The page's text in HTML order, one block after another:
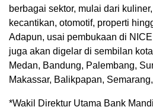
berbagai sektor, mulai dari
kecantikan, otomotif, properti
Adapun, usai pembukaan di
juga akan digelar di sembilan
Medan, Bandung, Palembang,
Makassar, Balikpapan,
*Wakil Direktur Utama Bank